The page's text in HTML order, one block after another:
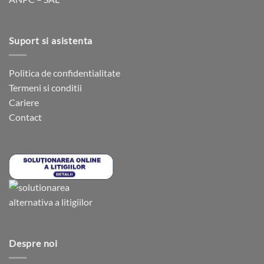
Suport si asistenta
Politica de confidentialitate
Termeni si conditii
Cariere
Contact
Despre noi